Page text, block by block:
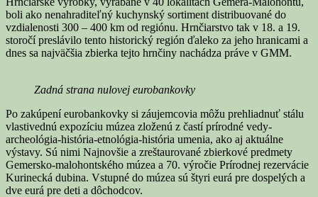
boli ako nenahraditeľný kuchynský sortiment distribuované do
vzdialenosti 300 – 400 km od regiónu. Hrnčiarstvo tak v 18. a 19.
storočí preslávilo tento historický región ďaleko za jeho hranicami a
dnes sa najväčšia zbierka tejto hrnčiny nachádza práve v GMM.
Zadná strana nulovej eurobankovky
Po zakúpení eurobankovky si záujemcovia môžu prehliadnuť stálu
vlastivednú expozíciu múzea zloženú z častí prírodné vedy-
archeológia-história-etnológia-história umenia, ako aj aktuálne
výstavy. Sú nimi Najnovšie a zreštaurované zbierkové predmety
Gemersko-malohontského múzea a 70. výročie Prírodnej rezervácie
Kurinecká dubina. Vstupné do múzea sú štyri eurá pre dospelých a
dve eurá pre deti a dôchodcov.